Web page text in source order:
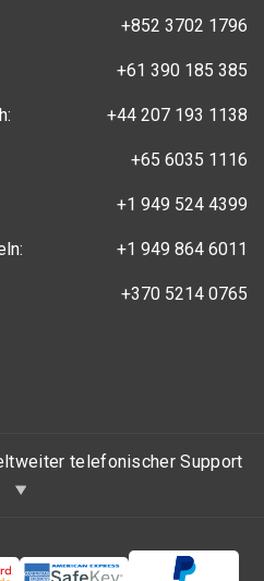
+852 3702 1796
+61 390 185 385
+44 207 193 1138
+65 6035 1116
+1 949 524 4399
+1 949 864 6011
+370 5214 0765
telefonischer Support